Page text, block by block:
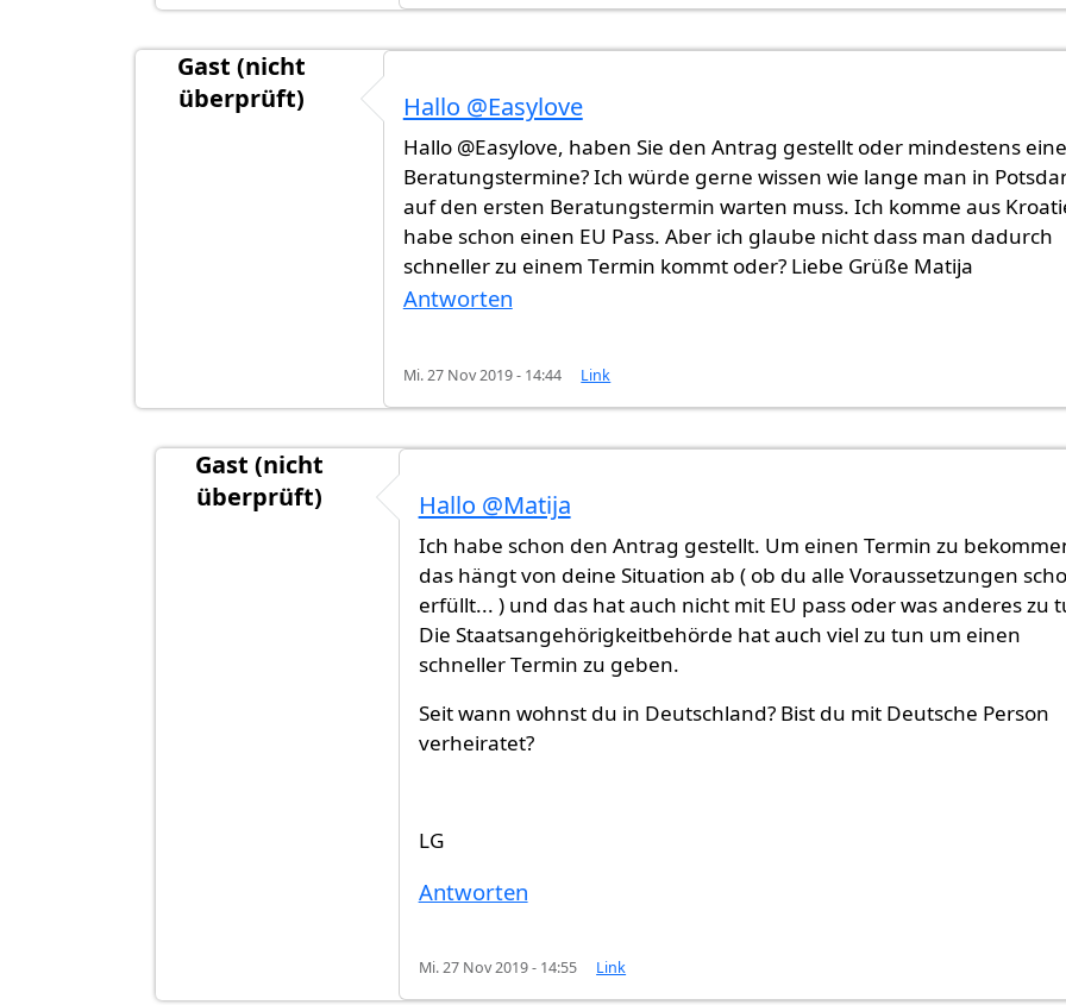
Gast (nicht
überprüft)
Hallo @Easylove
Hallo @Easylove, haben Sie den Antrag gestellt oder mindestens
Beratungstermine? Ich würde gerne wissen wie lange man in
auf den ersten Beratungstermin warten muss. Ich komme aus
habe schon einen EU Pass. Aber ich glaube nicht dass man dadurch
schneller zu einem Termin kommt oder? Liebe Grüße Matija
Antworten
Mi. 27 Nov 2019 - 14:44 Link
Gast (nicht
überprüft)
Hallo @EasylovevonGast (nicht überprüft)
Hallo @Matija
Ich habe schon den Antrag gestellt. Um einen Termin zu
das hängt von deine Situation ab ( ob du alle Voraussetzungen
erfüllt... ) und das hat auch nicht mit EU pass oder was anderes zu
Die Staatsangehörigkeitbehörde hat auch viel zu tun um einen
schneller Termin zu geben.
Seit wann wohnst du in Deutschland? Bist du mit Deutsche Person
verheiratet?
LG
Antworten
Mi. 27 Nov 2019 - 14:55 Link